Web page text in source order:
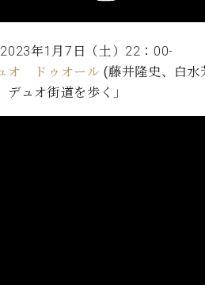
年1月7日（土）22：00‐
オ ドゥオール (藤井隆史、白水
デュオ街道を歩く」